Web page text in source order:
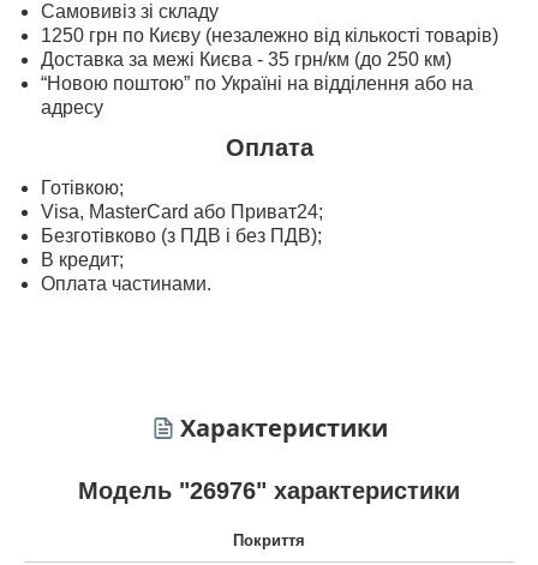
Самовивіз зі складу
1250 грн по Києву (незалежно від кількості товарів)
Доставка за межі Києва - 35 грн/км (до 250 км)
“Новою поштою” по Україні на відділення або на
адресу
Оплата
Готівкою;
Visa, MasterСard або Приват24;
Безготівково (з ПДВ і без ПДВ);
В кредит;
Оплата частинами.
Характеристики
Модель "26976" характеристики
Покриття